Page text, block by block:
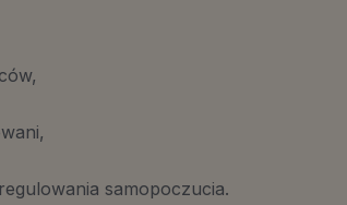
samopoczucia.